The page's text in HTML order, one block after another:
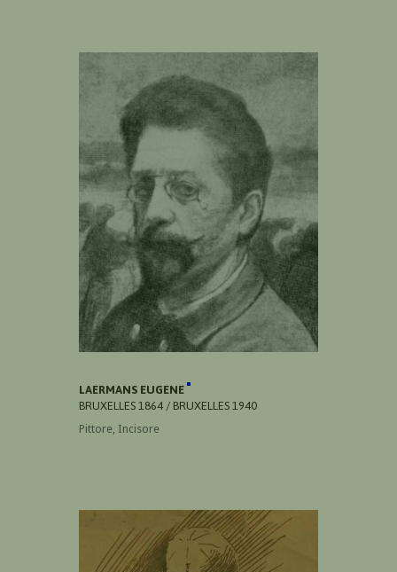
LAERMANS EUGENE
BRUXELLES 1864 / BRUXELLES 1940
Pittore, Incisore